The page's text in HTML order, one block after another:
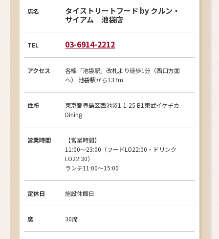
店名
タイストリートフード by クルン・
サイアム 池袋店
TEL 03-6914-2212
アクセス
各線「池袋駅」改札より徒歩1分（西口方面
へ） 池袋駅から137m
住所
東京都豊島区西池袋1-1-25 B1東武イケチカ
Dining
営業時間
【営業時間】
11:00～23:00（フードLO22:00・ドリンク
LO22:30）
ランチ11:00～15:00
定休日 施設休館日
席 30席